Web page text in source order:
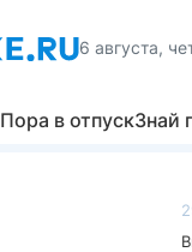
6 августа,
Пора в отпускЗнай